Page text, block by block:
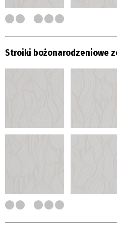
Stroiki bożonarodzeniowe